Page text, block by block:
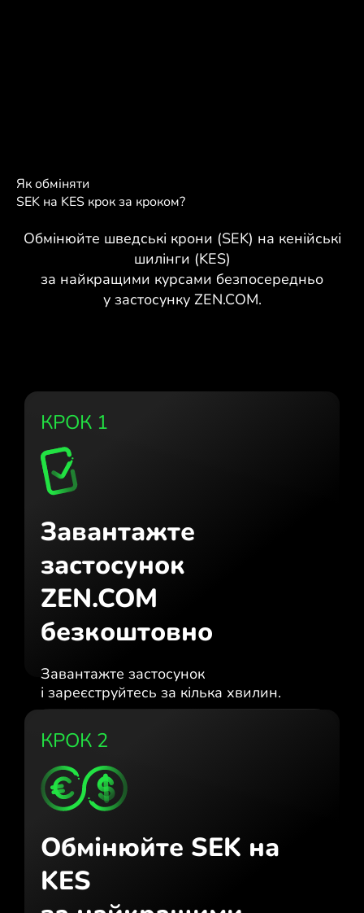
Як обміняти
SEK на KES крок за кроком?
Обмінюйте шведські крони (SEK) на кенійські
шилінги (KES)
за найкращими курсами безпосередньо
у застосунку ZEN.COM.
КРОК 1
Завантажте
застосунок
ZEN.COM
безкоштовно
Завантажте застосунок
і зареєструйтесь за кілька хвилин.
КРОК 2
Обмінюйте SEK на
KES